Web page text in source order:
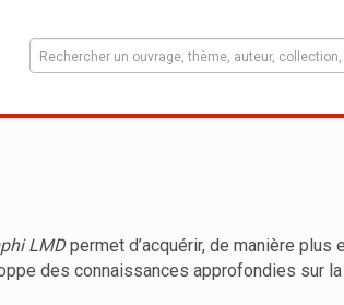
LMDpermet d’acquérir, de manière plus
des connaissances approfondies sur